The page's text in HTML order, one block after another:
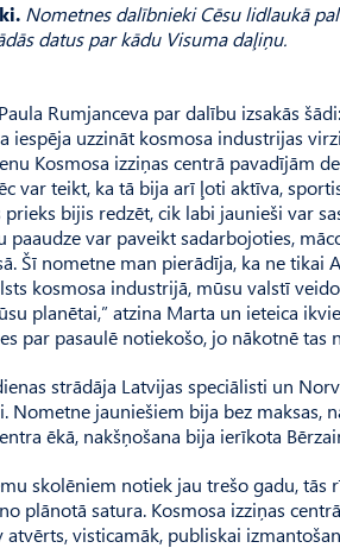
Nometnes dalībnieki Cēsu lidlaukā
datus par kādu Visuma daļiņu.
Rum­janceva par dalību izsakās
iespēja uzzināt kosmosa industrijas
Kosmosa izziņas centrā pavadījām
var teikt, ka tā bija arī ļoti aktīva,
bijis redzēt, cik labi jaunieši var
paaudze var paveikt sadarbojoties,
Šī nometne man pierādīja, ka ne tikai
kosmosa industrijā, mūsu valstī
planētai,” atzina Marta un ieteica
par pasaulē notiekošo, jo nākotnē tas
strādāja Latvijas speciālisti un
Nometne jauniešiem bija bez maksas,
ēkā, nakšņošana bija ierīkota
skolēniem notiek jau trešo gadu,
plānotā satura. Kosmo­sa izziņas
visticamāk, publiskai